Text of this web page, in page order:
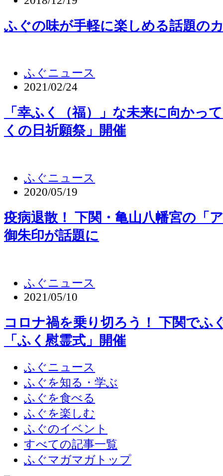
ふぐの味が手軽に楽しめる話題の
ふぐニュース
2021/02/24
「幸ふく（福）」な未来に向かっ
くの日祈願祭」開催
ふぐニュース
2020/05/19
疫病退散！ 下関・亀山八幡宮の「
御朱印が話題に
ふぐニュース
2021/05/10
コロナ禍を乗り切ろう！ 下関でふ
「ふく慰霊式」開催
ふぐニュース
ふぐを知る・学ぶ
ふぐを食べる
ふぐを楽しむ
ふぐのイベント
すべての記事一覧
ふぐマガマガトップ